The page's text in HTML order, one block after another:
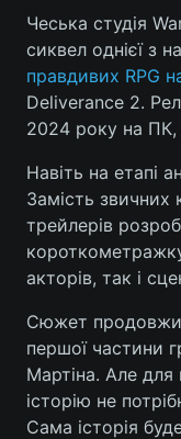
Чеська студія
сиквел однієї з
правдивих RPG
Deliverance 2.
2024 року на ПК,
Навіть на етапі
Замість звичних
трейлерів
акторів, так і
Сюжет
першої частини
Мартіна. Але для
історію не
Сама історія